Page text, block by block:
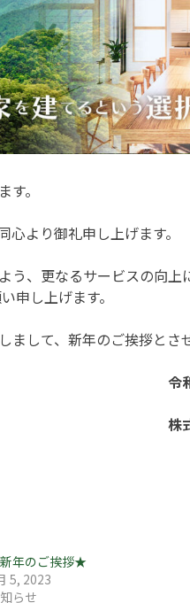
。
より御礼申し上げます。
う、更なるサービスの向
申し上げます。
して、新年のご挨拶とさ
令
株
年のご挨拶★
5, 2023
らせ